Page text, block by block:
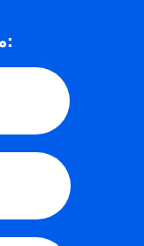
موثوق به من قبل: